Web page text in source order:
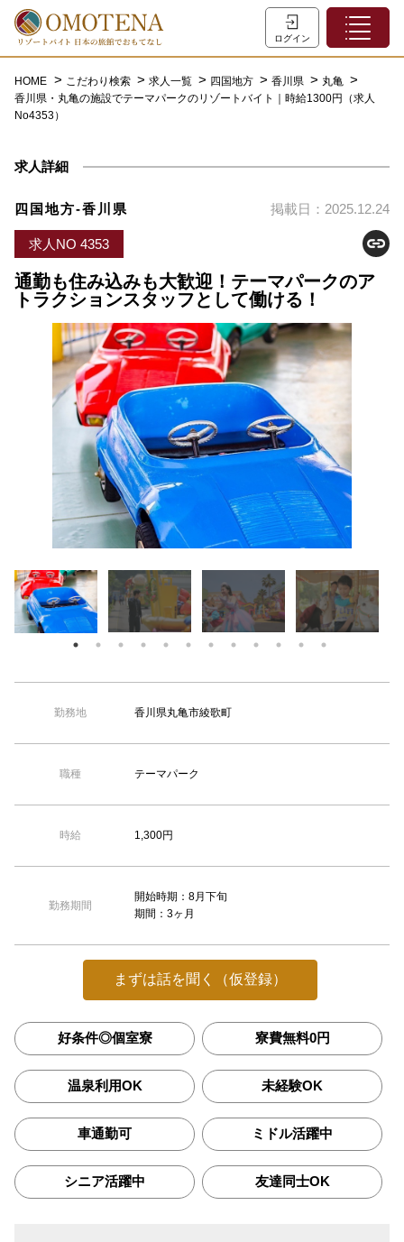
ログイン
ホーム
特集一覧
初めての方へ
お問い合わせ
よくあるご質問
会員登録
LINEでログイン
0120-932-959
【TEL受付】9:30～18:00 土日・祝日定休
HOME こだわり検索 求人一覧 四国地方 香川県
丸亀
香川県・丸亀の施設でテーマパークのリゾートバイト｜時給1300円（求人
No4353）
求人詳細
四国地方-香川県 掲載日：2025.12.24
求人NO 4353
通勤も住み込みも大歓迎！テーマパークのア
トラクションスタッフとして働ける！
勤務地 香川県丸亀市綾歌町
職種 テーマパーク
時給 1,300円
勤務期間
開始時期：8月下旬
期間：3ヶ月
まずは話を聞く（仮登録）
好条件◎個室寮 寮費無料0円
温泉利用OK 未経験OK
車通勤可 ミドル活躍中
シニア活躍中 友達同士OK